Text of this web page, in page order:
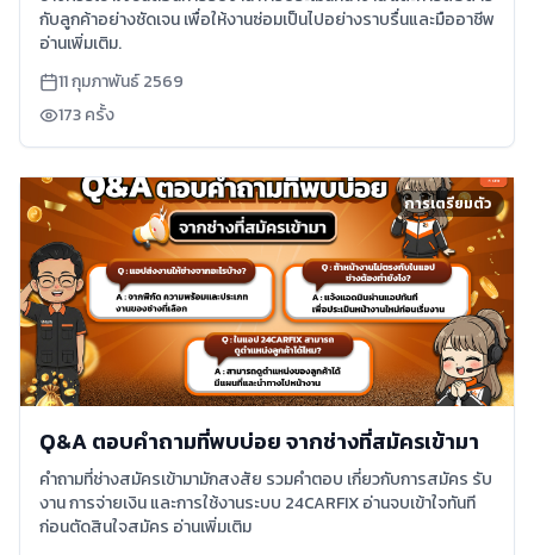
กับลูกค้าอย่างชัดเจน เพื่อให้งานซ่อมเป็นไปอย่างราบรื่นและมืออาชีพ
อ่านเพิ่มเติม.
11 กุมภาพันธ์ 2569
173ครั้ง
การเตรียมตัว
Q&A ตอบคำถามที่พบบ่อย จากช่างที่สมัครเข้ามา
คำถามที่ช่างสมัครเข้ามามักสงสัย รวมคำตอบ เกี่ยวกับการสมัคร รับ
งาน การจ่ายเงิน และการใช้งานระบบ 24CARFIX อ่านจบเข้าใจทันที
ก่อนตัดสินใจสมัคร อ่านเพิ่มเติม